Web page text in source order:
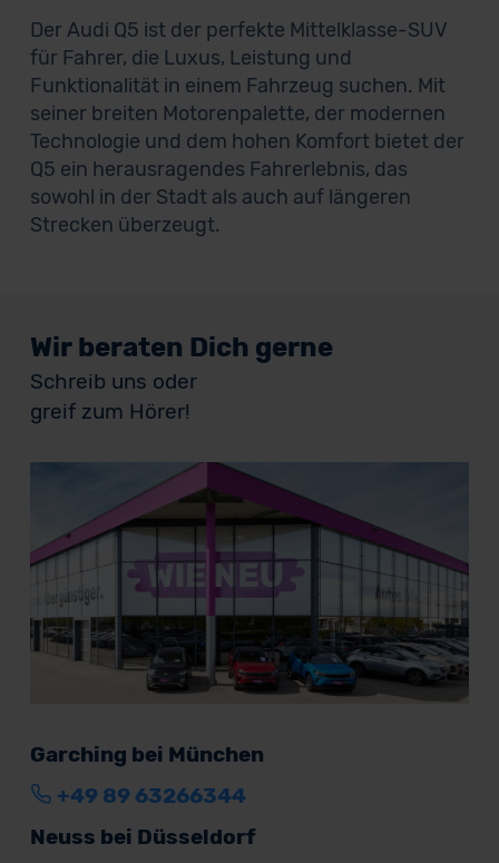
Der Audi Q5 ist der perfekte Mittelklasse-SUV
für Fahrer, die Luxus, Leistung und
Funktionalität in einem Fahrzeug suchen. Mit
seiner breiten Motorenpalette, der modernen
Technologie und dem hohen Komfort bietet der
Q5 ein herausragendes Fahrerlebnis, das
sowohl in der Stadt als auch auf längeren
Strecken überzeugt.
Wir beraten Dich gerne
Schreib uns oder
greif zum Hörer!
Garching bei München
+49 89 63266344
Neuss bei Düsseldorf